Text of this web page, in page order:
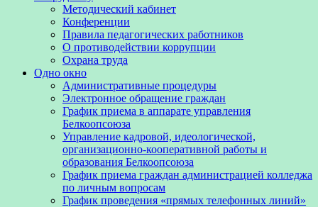
Методический кабинет
Конференции
Правила педагогических работников
О противодействии коррупции
Охрана труда
Одно окно
Административные процедуры
Электронное обращение граждан
График приема в аппарате управления
Белкоопсоюза
Управление кадровой, идеологической,
организационно-кооперативной работы и
образования Белкоопсоюза
График приема граждан администрацией колледжа
по личным вопросам
График проведения «прямых телефонных линий»